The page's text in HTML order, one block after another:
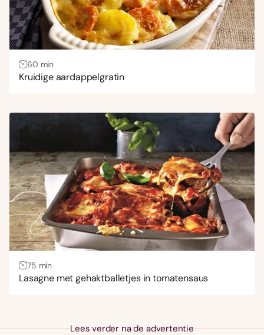
60 min
Kruidige aardappelgratin
75 min
Lasagne met gehaktballetjes in tomatensaus
Lees verder na de advertentie